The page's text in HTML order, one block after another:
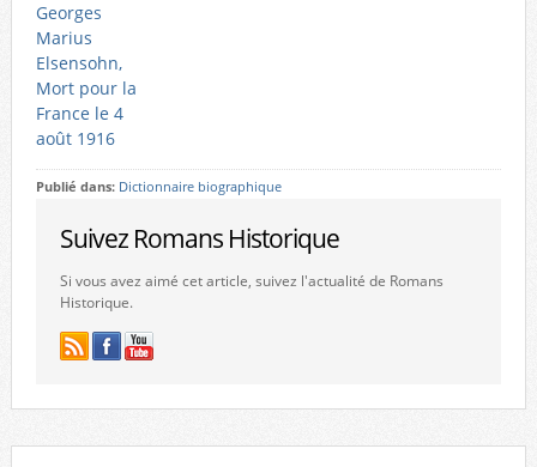
Georges
Marius
Elsensohn,
Mort pour la
France le 4
août 1916
Publié dans: Dictionnaire biographique
Suivez Romans Historique
Si vous avez aimé cet article, suivez l'actualité de Romans
Historique.